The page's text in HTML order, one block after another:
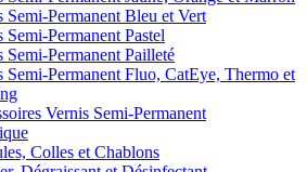
Semi-Permanent Bleu et Vert
Semi-Permanent Pastel
Semi-Permanent Pailleté
Semi-Permanent Fluo, CatEye, Thermo et
Vernis Semi-Permanent
Colles et Chablons